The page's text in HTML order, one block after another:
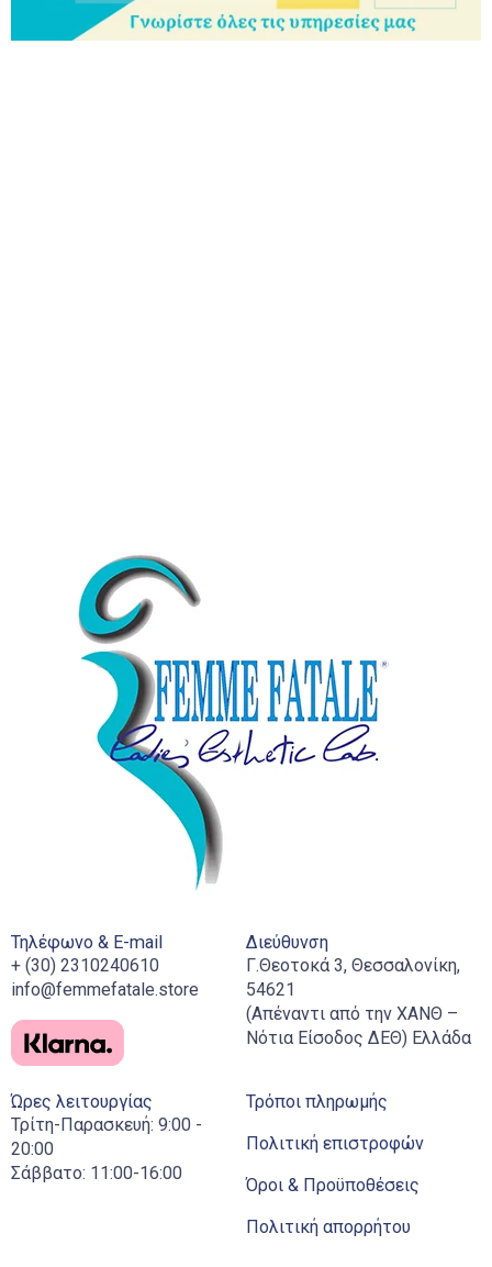
Τηλέφωνο & E-mail
+ (30) 2310240610
info@femmefatale.store
Διεύθυνση
Γ.Θεοτοκά 3, Θεσσαλονίκη,
54621
(Απέναντι από την ΧΑΝΘ –
Νότια Είσοδος ΔΕΘ) Ελλάδα
Ώρες λειτουργίας
Τρίτη-Παρασκευή: 9:00 -
20:00
Σάββατο: 11:00-16:00
Τρόποι πληρωμής
Πολιτική επιστροφών
Όροι & Προϋποθέσεις
Πολιτική απορρήτου